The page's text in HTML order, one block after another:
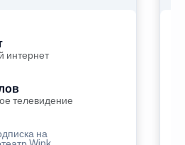
интернет
телевидение
на